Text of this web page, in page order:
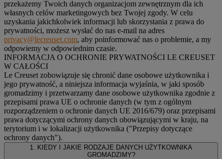
przekażemy Twoich danych organizacjom zewnętrznym dla ich
własnych celów marketingowych bez Twojej zgody. W celu
uzyskania jakichkolwiek informacji lub skorzystania z prawa do
prywatności, możesz wysłać do nas e-mail na adres
privacy@lecreuset.com, aby poinformować nas o problemie, a my
odpowiemy w odpowiednim czasie.
INFORMACJA O OCHRONIE PRYWATNOŚCI LE CREUSET
W CAŁOŚCI
Le Creuset zobowiązuje się chronić dane osobowe użytkownika i
jego prywatność, a niniejsza informacja wyjaśnia, w jaki sposób
gromadzimy i przetwarzamy dane osobowe użytkownika zgodnie z
przepisami prawa UE o ochronie danych (w tym z ogólnym
rozporządzeniem o ochronie danych UE 2016/679) oraz przepisami
prawa dotyczącymi ochrony danych obowiązującymi w kraju, na
terytorium i w lokalizacji użytkownika ("Przepisy dotyczące
ochrony danych").
1. KIEDY I JAKIE RODZAJE DANYCH UŻYTKOWNIKA
GROMADZIMY?